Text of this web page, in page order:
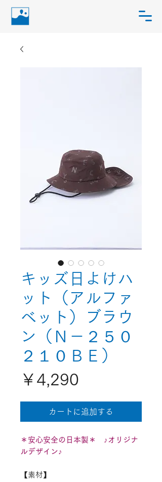
キッズ日よけハ
ット（アルファ
ベット）ブラウ
ン（Ｎ－２５０
２１０ＢＥ）
￥4,290
格
カートに追加する
＊安心安全の日本製＊ ♪オリジナ
ルデザイン♪
【素材】